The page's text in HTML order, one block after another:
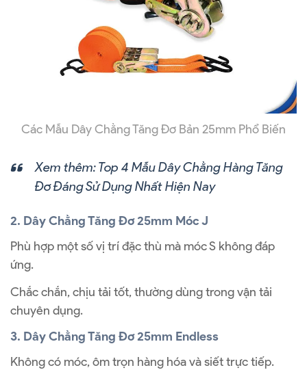
Các Mẫu Dây Chằng Tăng Đơ Bản 25mm Phổ Biến
Xem thêm:Top 4 Mẫu Dây Chằng Hàng Tăng
Đơ Đáng Sử Dụng Nhất Hiện Nay
2. Dây Chằng Tăng Đơ 25mm Móc J
Phù hợp một số vị trí đặc thù mà móc S không đáp
ứng.
Chắc chắn, chịu tải tốt, thường dùng trong vận tải
chuyên dụng.
3. Dây Chằng Tăng Đơ 25mm Endless
Không có móc, ôm trọn hàng hóa và siết trực tiếp.